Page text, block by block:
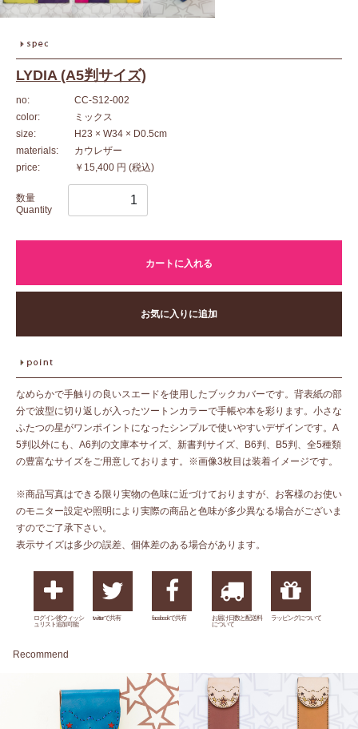
LYDIA (A5判サイズ)
no:
CC-S12-002
color:
ミックス
size:
H23 × W34 × D0.5cm
materials:
カウレザー
price:
￥15,400 円 (税込)
数量
Quantity
カートに入れる
お気に入りに追加
なめらかで手触りの良いスエードを使用したブックカバーです。背表紙の部
分で波型に切り返しが入ったツートンカラーで手帳や本を彩ります。小さな
ふたつの星がワンポイントになったシンプルで使いやすいデザインです。A
5判以外にも、A6判の文庫本サイズ、新書判サイズ、B6判、B5判、全5種類
の豊富なサイズをご用意しております。※画像3枚目は装着イメージです。
※商品写真はできる限り実物の色味に近づけておりますが、お客様のお使い
のモニター設定や照明により実際の商品と色味が多少異なる場合がございま
すのでご了承下さい。
表示サイズは多少の誤差、個体差のある場合があります。
ログイン後ウィッシ
ュリスト追加可能
twitterで共有 facebookで共有
お届け日数と配送料
について
ラッピングについて
Recommend